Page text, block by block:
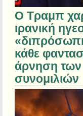
Ο Τραμπ
ιρανική
κάθε
άρνηση των
συνομιλιών